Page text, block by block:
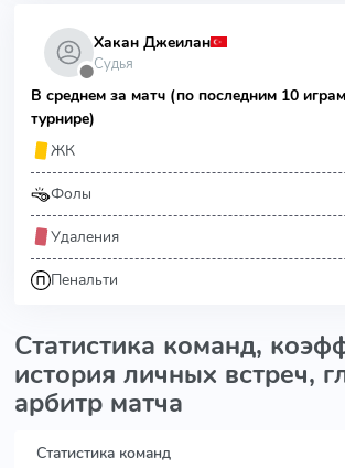
⬤
Хакан Джеилан
Судья
В среднем за матч (по последним 10
турнире)
ЖК
Фолы
Удаления
Пенальти
Статистика команд,
история личных встреч,
арбитр матча
Статистика команд